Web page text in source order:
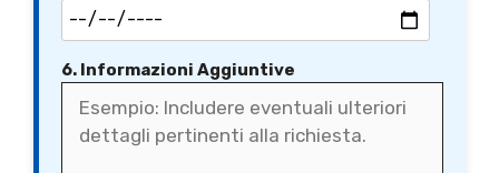
6. Informazioni Aggiuntive